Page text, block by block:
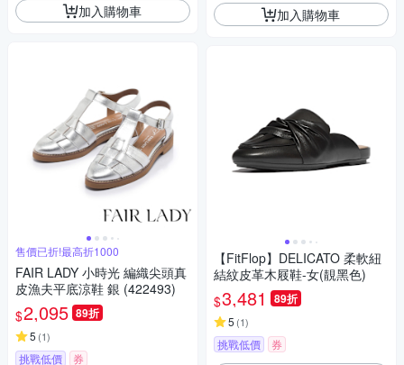
加入購物車
售價已折!最高折1000
FAIR LADY 小時光 編織尖頭真
皮漁夫平底涼鞋 銀 (422493)
$2,095 89折
5 (1)
挑戰低價 券
加入購物車
【FitFlop】DELICATO 柔軟紐
結紋皮革木屐鞋-女(靚黑色)
$3,481 89折
5 (1)
挑戰低價 券